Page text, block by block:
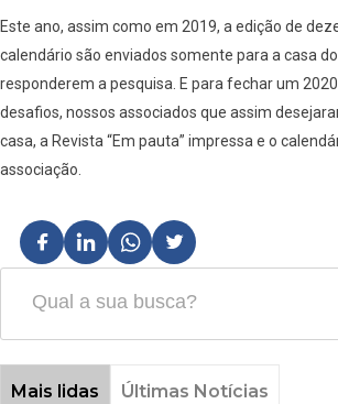
Este ano, assim como em 2019, a edição de
calendário são enviados somente para a casa
responderem a pesquisa. E para fechar um
desafios, nossos associados que assim
casa, a Revista “Em pauta” impressa e o
associação.
Mais lidas Últimas Notícias